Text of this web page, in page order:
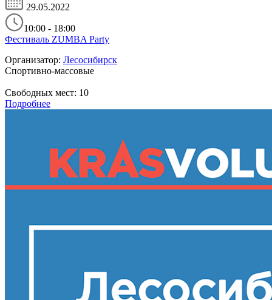
29.05.2022
10:00 - 18:00
Фестиваль ZUMBA Party
Организатор: Лесосибирск
Спортивно-массовые
Свободных мест: 10
Подробнее